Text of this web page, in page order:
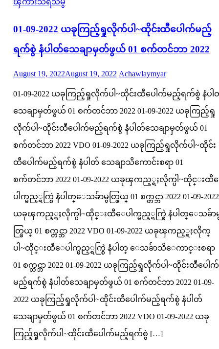
01-09-2022 ယခုကြည့်ရှုလိုက်ပါ~ထိုင်းထီပေါက်မည့်
ရက်စွဲ နံပါတ်သေချာမှတ်ဖွယ် 01 စက်တင်ဘာ 2022
Posted
August 19, 2022August 19, 2022 Author
Achawlaymyar
01-09-2022 ယခုကြည့်ရှုလိုက်ပါ~ထိုင်းထီပေါက်မည့်ရက်စွဲ နံပါ
သေချာမှတ်ဖွယ် 01 စက်တင်ဘာ 2022 01-09-2022 ယခုကြည့်ရှု
လိုက်ပါ~ထိုင်းထီပေါက်မည့်ရက်စွဲ နံပါတ်သေချာမှတ်ဖွယ် 01
စက်တင်ဘာ 2022 VDO 01-09-2022 ယခုကြည့်ရှုလိုက်ပါ~ထိုင်း
ထီပေါက်မည့်ရက်စွဲ နံပါတ် သေချာသိကောင်းစရာ 01
စက်တင်ဘာ 2022 01-09-2022 ယခုၾကည့္ရႈလိုက္ပါ~ထိုင္းထီ
ပါက္မည့္ရက္စြဲ နံပါတ္ေသခ်ာမွတ္ဖြယ္ 01 စက္တင္ဘာ 2022 01-09-2022
ယခုၾကည့္ရႈလိုက္ပါ~ထိုင္းထီေပါက္မည့္ရက္စြဲ နံပါတ္ေသခ်ာ
တ္ဖြယ္ 01 စက္တင္ဘာ 2022 VDO 01-09-2022 ယခုၾကည့္ရႈလိုက္
ပါ~ထိုင္းထီေပါက္မည့္ရက္စြဲ နံပါတ္ ေသခ်ာသိေကာင္းစရာ
01 စက္တင္ဘာ 2022 01-09-2022 ယခုကြည့်ရှုလိုက်ပါ~ထိုင်းထီပေါက်
မည့်ရက်စွဲ နံပါတ်သေချာမှတ်ဖွယ် 01 စက်တင်ဘာ 2022 01-09-
2022 ယခုကြည့်ရှုလိုက်ပါ~ထိုင်းထီပေါက်မည့်ရက်စွဲ နံပါတ်
သေချာမှတ်ဖွယ် 01 စက်တင်ဘာ 2022 VDO 01-09-2022 ယခု
ကြည့်ရှုလိုက်ပါ~ထိုင်းထီပေါက်မည့်ရက်စွဲ […]